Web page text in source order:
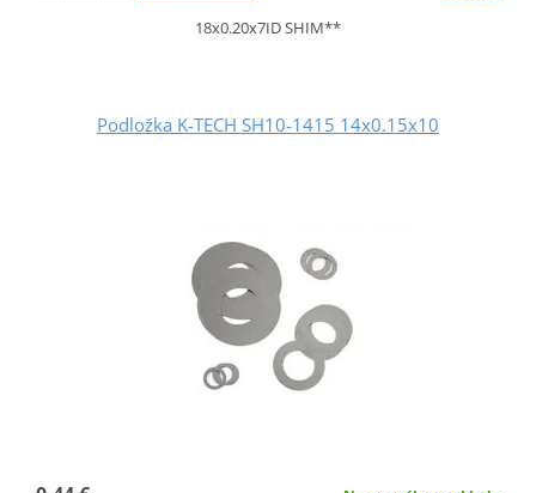
18x0.20x7ID SHIM**
Podložka K-TECH SH10-1415 14x0.15x10